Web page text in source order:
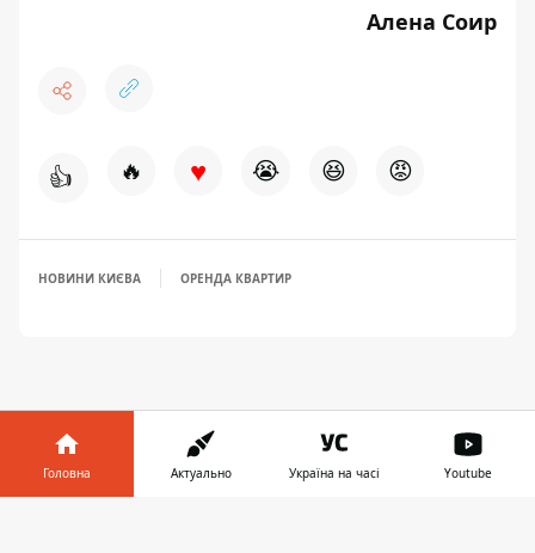
Алена Соир
👍 🔥 ♥ 😭 😆 😡
НОВИНИ КИЄВА ОРЕНДА КВАРТИР
Головна Актуально Україна на часі Youtube